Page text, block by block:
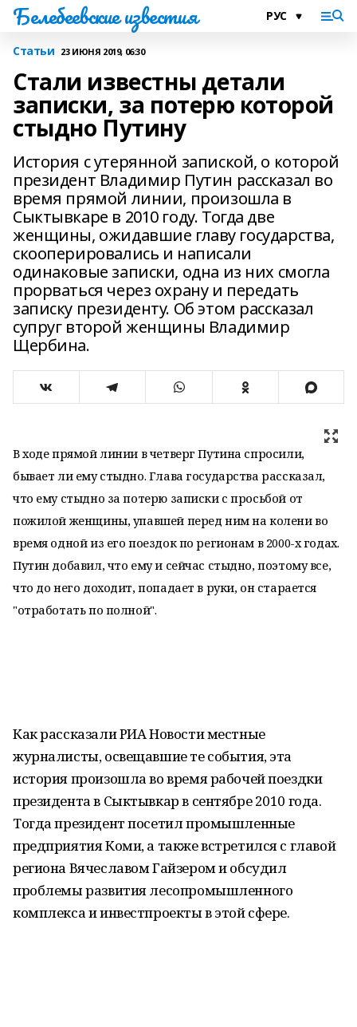
Белебеевские известия
Статьи 23 ИЮНЯ 2019, 06:30
Стали известны детали
записки, за потерю которой
стыдно Путину
История с утерянной запиской, о которой
президент Владимир Путин рассказал во
время прямой линии, произошла в
Сыктывкаре в 2010 году. Тогда две
женщины, ожидавшие главу государства,
скооперировались и написали
одинаковые записки, одна из них смогла
прорваться через охрану и передать
записку президенту. Об этом рассказал
супруг второй женщины Владимир
Щербина.
В ходе прямой линии в четверг Путина спросили,
бывает ли ему стыдно. Глава государства рассказал,
что ему стыдно за потерю записки с просьбой от
пожилой женщины, упавшей перед ним на колени во
время одной из его поездок по регионам в 2000-х годах.
Путин добавил, что ему и сейчас стыдно, поэтому все,
что до него доходит, попадает в руки, он старается
"отработать по полной".
Как рассказали РИА Новости местные
журналисты, освещавшие те события, эта
история произошла во время рабочей поездки
президента в Сыктывкар в сентябре 2010 года.
Тогда президент посетил промышленные
предприятия Коми, а также встретился с главой
региона Вячеславом Гайзером и обсудил
проблемы развития лесопромышленного
комплекса и инвестпроекты в этой сфере.